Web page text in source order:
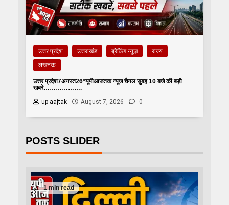
उत्तर प्रदेश उत्तराखंड ब्रेकिंग न्यूज़
राज्य
लखनऊ
उत्तर प्रदेश7अगस्त26*यूपीआजतक न्यूज चैनल सुबह 10 बजे की बड़ी
खबरें……………….
up aajtak
August 7, 2026 0
POSTS SLIDER
1 min read